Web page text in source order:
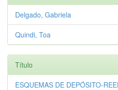
Delgado, Gabriela
Quindi, Toa
Título
ESQUEMAS DE DEPÓSITO-